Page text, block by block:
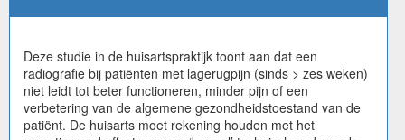
Deze studie in de huisartspraktijk toont aan dat een
radiografie bij patiënten met lagerugpijn (sinds > zes weken)
niet leidt tot beter functioneren, minder pijn of een
verbetering van de algemene gezondheidstoestand van de
patiënt. De huisarts moet rekening houden met het